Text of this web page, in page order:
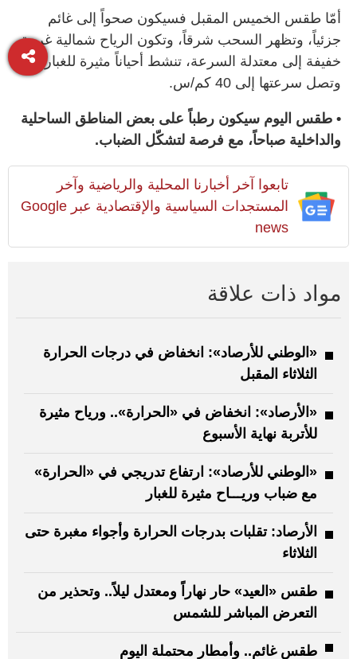
أمّا طقس الخميس المقبل فسيكون صحواً إلى غائم
جزئياً، وتظهر السحب شرقاً، وتكون الرياح شمالية غربية
خفيفة إلى معتدلة السرعة، تنشط أحياناً مثيرة للغبار،
وتصل سرعتها إلى 40 كم/س.
• طقس اليوم سيكون رطباً على بعض المناطق الساحلية
والداخلية صباحاً، مع فرصة لتشكّل الضباب.
تابعوا آخر أخبارنا المحلية والرياضية وآخر
المستجدات السياسية والإقتصادية عبر Google
news
مواد ذات علاقة
«الوطني للأرصاد»: انخفاض في درجات الحرارة
الثلاثاء المقبل
«الأرصاد»: انخفاض في «الحرارة».. ورياح مثيرة
للأتربة نهاية الأسبوع
«الوطني للأرصاد»: ارتفاع تدريجي في «الحرارة»
مع ضباب وريـــاح مثيرة للغبار
الأرصاد: تقلبات بدرجات الحرارة وأجواء مغبرة حتى
الثلاثاء
طقس «العيد» حار نهاراً ومعتدل ليلاً.. وتحذير من
التعرض المباشر للشمس
طقس غائم.. وأمطار محتملة اليوم